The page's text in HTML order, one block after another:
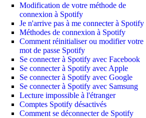
Modification de votre méthode de
connexion à Spotify
Je n'arrive pas à me connecter à Spotify
Méthodes de connexion à Spotify
Comment réinitialiser ou modifier votre
mot de passe Spotify
Se connecter à Spotify avec Facebook
Se connecter à Spotify avec Apple
Se connecter à Spotify avec Google
Se connecter à Spotify avec Samsung
Lecture impossible à l'étranger
Comptes Spotify désactivés
Comment se déconnecter de Spotify